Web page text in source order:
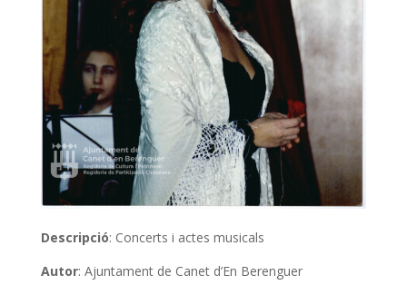
Descripció: Concerts i actes musicals
Autor: Ajuntament de Canet d’En Berenguer